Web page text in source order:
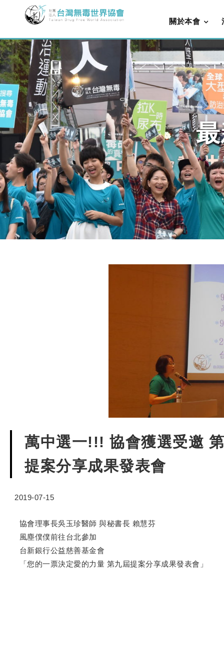
關於本會
萬中選一!!! 協會獲選受邀
提案分享成果發表會
2019-07-15
協會理事長吳玉珍醫師 與秘書長 賴慧芬
風塵僕僕前往台北參加
台新銀行公益慈善基金會
「您的一票決定愛的力量 第九屆提案分享成果發表會」